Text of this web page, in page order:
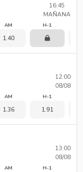
16:45
MAÑANA
AM
1.40
H-1
12:00
08/08
AM
1.36
H-1
1.91
13:00
08/08
AM H-1